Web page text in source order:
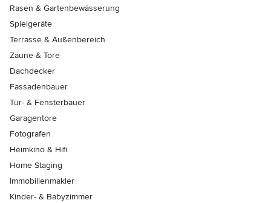
Rasen & Gartenbewässerung
Spielgeräte
Terrasse & Außenbereich
Zäune & Tore
Dachdecker
Fassadenbauer
Tür- & Fensterbauer
Garagentore
Fotografen
Heimkino & Hifi
Home Staging
Immobilienmakler
Kinder- & Babyzimmer